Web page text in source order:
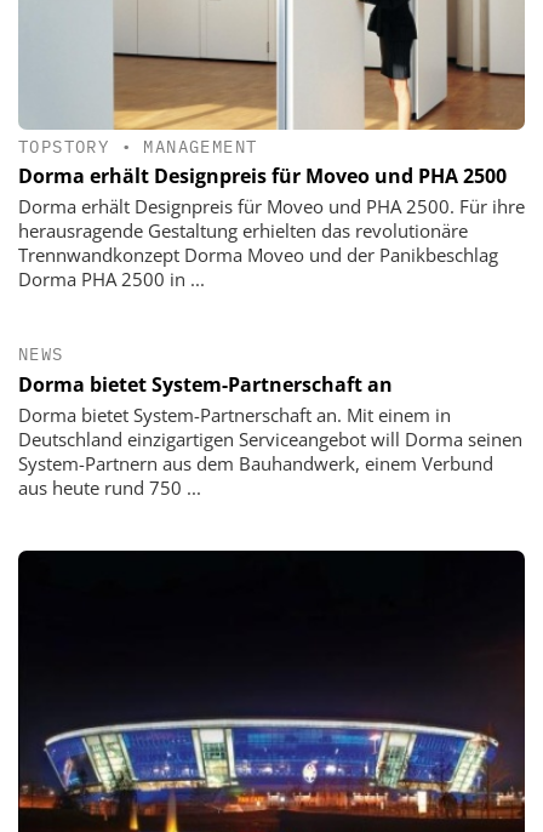
TOPSTORY • MANAGEMENT
Dorma erhält Designpreis für Moveo und PHA 2500
Dorma erhält Designpreis für Moveo und PHA 2500. Für ihre
herausragende Gestaltung erhielten das revolutionäre
Trennwandkonzept Dorma Moveo und der Panikbeschlag
Dorma PHA 2500 in ...
NEWS
Dorma bietet System-Partnerschaft an
Dorma bietet System-Partnerschaft an. Mit einem in
Deutschland einzigartigen Serviceangebot will Dorma seinen
System-Partnern aus dem Bauhandwerk, einem Verbund
aus heute rund 750 ...